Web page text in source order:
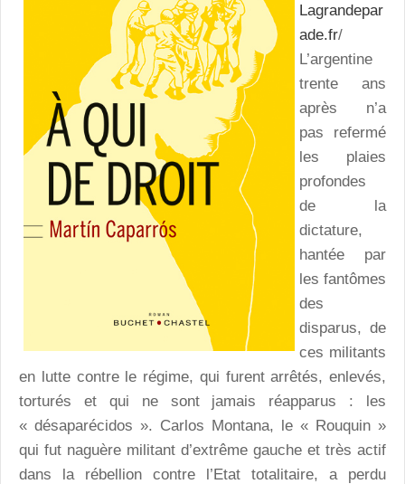
Lagrandepar
ade.fr/
L’argentine
trente ans
après n’a
pas refermé
les plaies
profondes
de la
dictature,
hantée par
les fantômes
des
disparus, de
ces militants
en lutte contre le régime, qui furent arrêtés, enlevés,
torturés et qui ne sont jamais réapparus : les
« désaparécidos ». Carlos Montana, le « Rouquin »
qui fut naguère militant d’extrême gauche et très actif
dans la rébellion contre l’Etat totalitaire, a perdu